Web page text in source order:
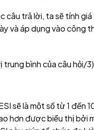
câu trả lời, ta sẽ tính
và áp dụng vào công
trung bình của câu hỏi/
sẽ là một số từ 1 đến
hơn được biểu thị bởi